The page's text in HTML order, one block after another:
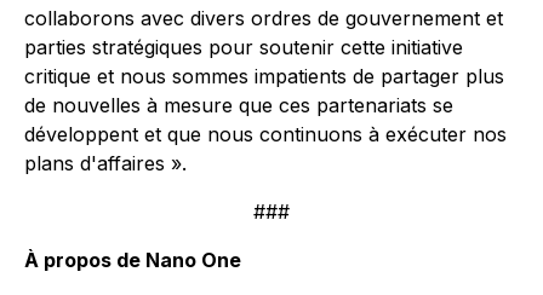
collaborons avec divers ordres de gouvernement et
parties stratégiques pour soutenir cette initiative
critique et nous sommes impatients de partager plus
de nouvelles à mesure que ces partenariats se
développent et que nous continuons à exécuter nos
plans d'affaires ».
###
À propos de Nano One